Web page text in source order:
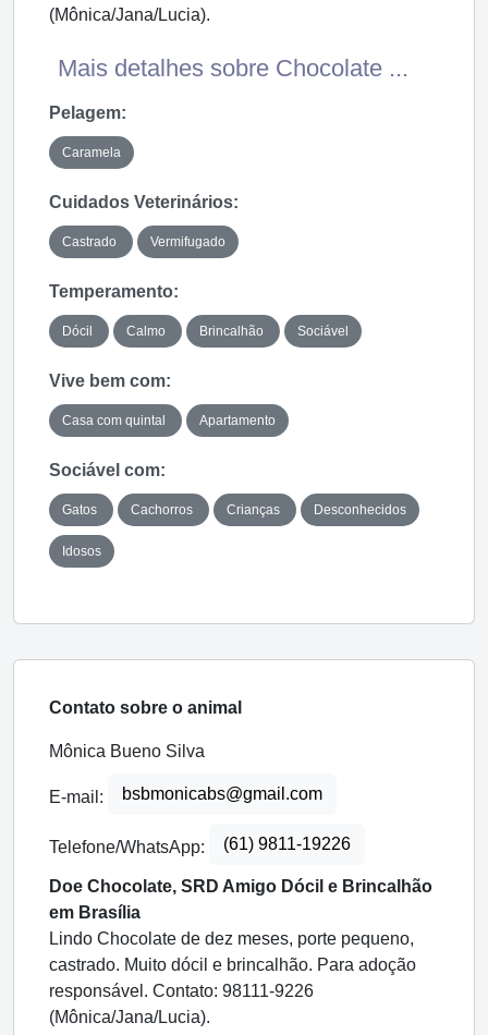
(Mônica/Jana/Lucia).
Mais detalhes sobre Chocolate ...
Pelagem:
Caramela
Cuidados Veterinários:
Castrado Vermifugado
Temperamento:
Dócil Calmo Brincalhão Sociável
Vive bem com:
Casa com quintal Apartamento
Sociável com:
Gatos Cachorros Crianças Desconhecidos
Idosos
Contato sobre o animal
Mônica Bueno Silva
E-mail: bsbmonicabs@gmail.com
Telefone/WhatsApp: (61) 9811-19226
Doe Chocolate, SRD Amigo Dócil e Brincalhão
em Brasília
Lindo Chocolate de dez meses, porte pequeno,
castrado. Muito dócil e brincalhão. Para adoção
responsável. Contato: 98111-9226
(Mônica/Jana/Lucia).